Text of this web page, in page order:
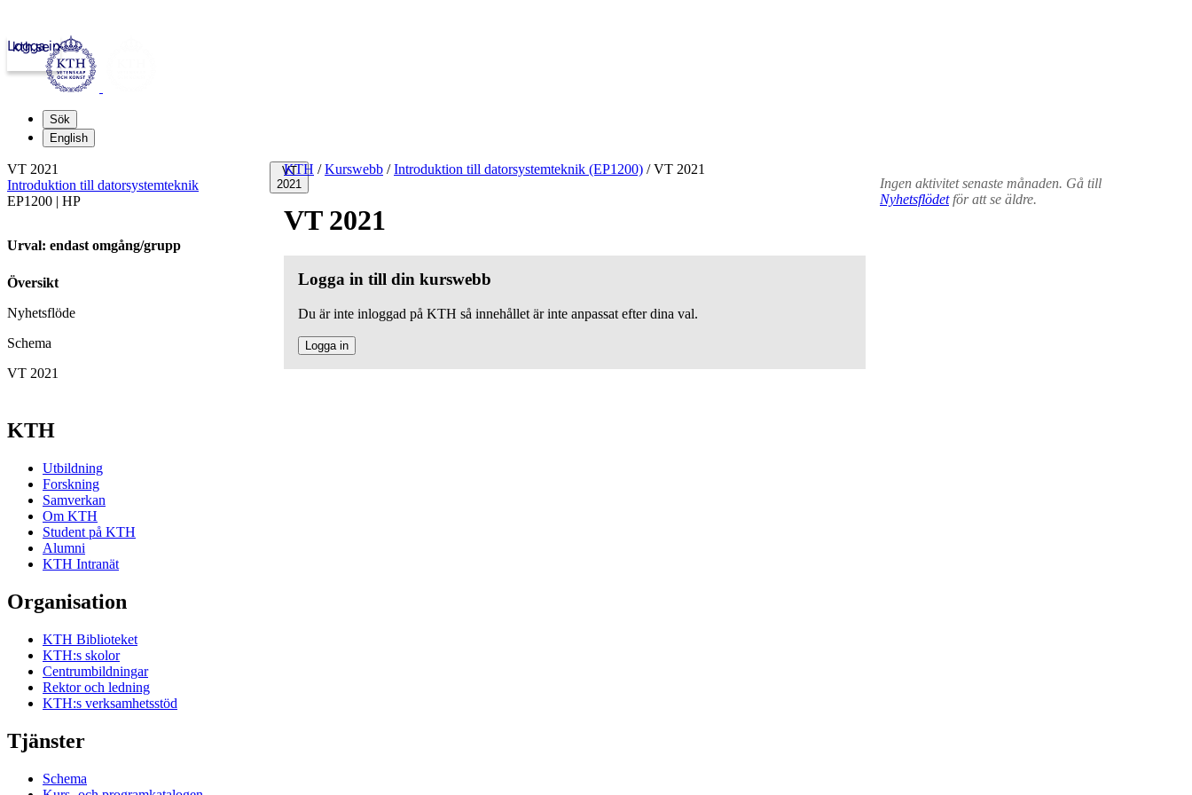
kth.se
Logga in
Sök
English
VT
2021
KTH / Kurswebb / Introduktion till datorsystemteknik (EP1200) /VT 2021
VT 2021
Logga in till din kurswebb
Du är inte inloggad på KTH så innehållet är inte anpassat efter dina val.
Logga in
Ingen aktivitet senaste månaden. Gå till
Nyhetsflödetför att se äldre.
VT 2021
Introduktion till datorsystemteknik
EP1200 | HP
Urval: endast omgång/grupp
Översikt
Nyhetsflöde
Schema
VT 2021
KTH
Utbildning
Forskning
Samverkan
Om KTH
Student på KTH
Alumni
KTH Intranät
Organisation
KTH Biblioteket
KTH:s skolor
Centrumbildningar
Rektor och ledning
KTH:s verksamhetsstöd
Tjänster
Schema